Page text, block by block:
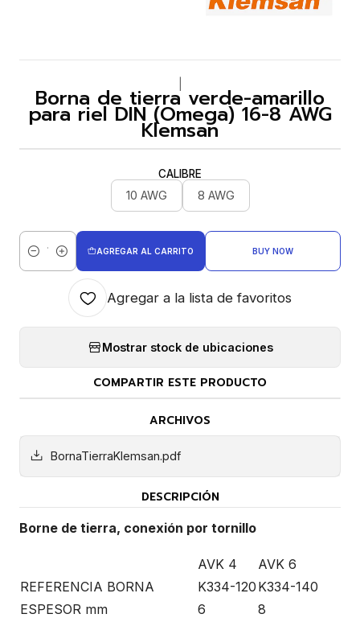
Borna de tierra verde-amarillo
para riel DIN (Omega) 16-8 AWG
Klemsan
CALIBRE
10 AWG 8 AWG
Cantidad
AGREGAR AL CARRITO BUY NOW
Agregar a la lista de favoritos
Mostrar stock de ubicaciones
COMPARTIR ESTE PRODUCTO
ARCHIVOS
BornaTierraKlemsan.pdf
DESCRIPCIÓN
Borne de tierra, conexión por tornillo
AVK 4
AVK 6
REFERENCIA BORNA
K334-120 K334-140
ESPESOR mm
6
8